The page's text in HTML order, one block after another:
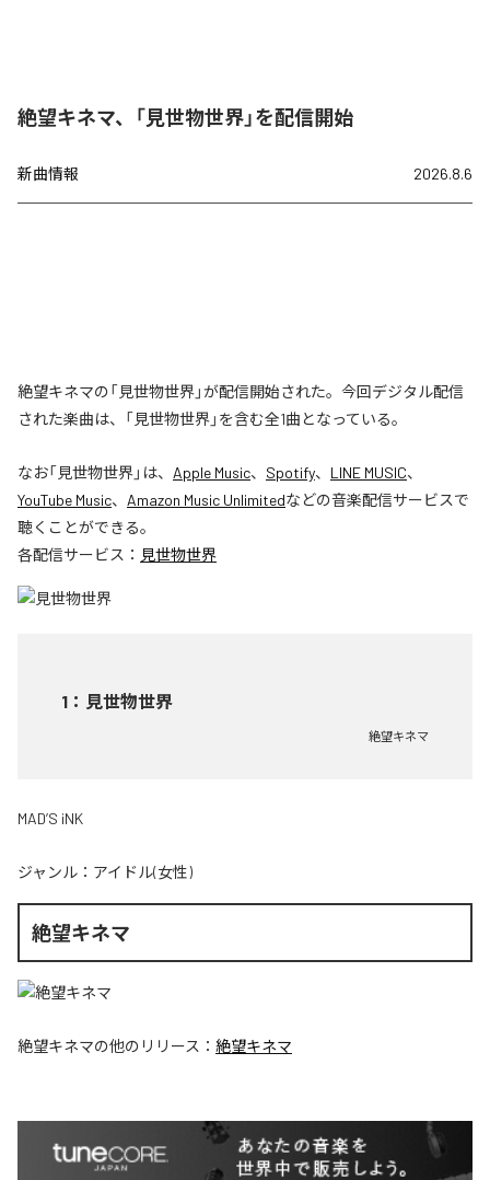
絶望キネマ、「見世物世界」を配信開始
新曲情報 2026.8.6
絶望キネマの「見世物世界」が配信開始された。今回デジタル配信
された楽曲は、「見世物世界」を含む全1曲となっている。
なお「見世物世界」は、 Apple Music、 Spotify、 LINE MUSIC、
YouTube Music、 Amazon Music Unlimitedなどの音楽配信サービスで
聴くことができる。
各配信サービス： 見世物世界
1 ： 見世物世界
絶望キネマ
MAD’S iNK
ジャンル： アイドル(女性)
絶望キネマ
絶望キネマの他のリリース： 絶望キネマ